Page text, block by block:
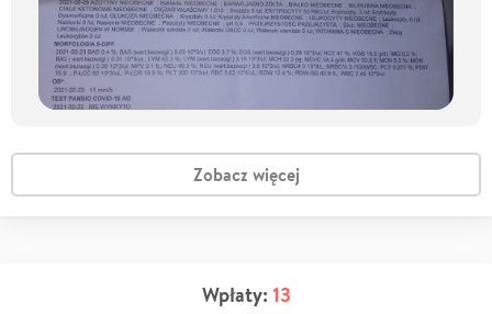
Zobacz więcej
Wpłaty: 13